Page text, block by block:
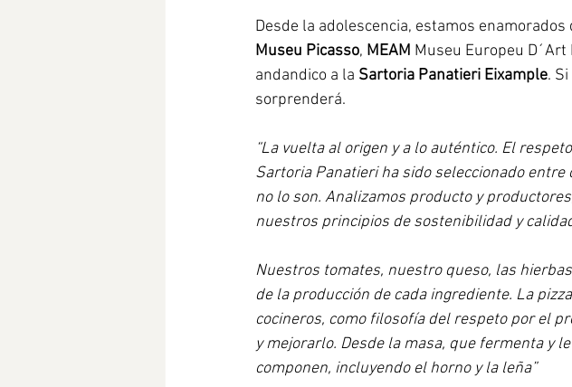
Desde la adolescencia, estamos enamorados
Museu Picasso, MEAM Museu Europeu D´Art
andandico a la Sartoria Panatieri Eixample.
sorprenderá.
“La vuelta al origen y a lo auténtico. El
Sartoria Panatieri ha sido seleccionado
no lo son. Analizamos producto y
nuestros principios de sostenibilidad y
Nuestros tomates, nuestro queso, las
de la producción de cada ingrediente. La
cocineros, como filosofía del respeto por el
y mejorarlo. Desde la masa, que fermenta y
componen, incluyendo el horno y la leña”